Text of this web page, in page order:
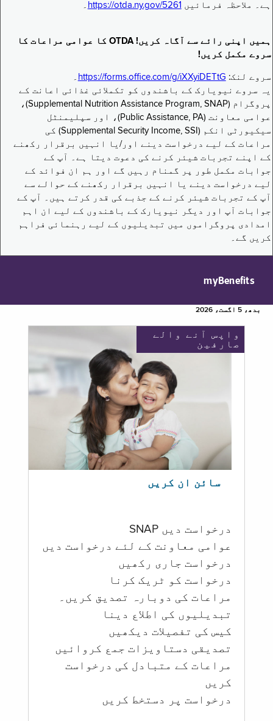
ہے۔ ملاحظہ فرمائیں https://otda.ny.gov/5261 ۔
ہمیں اپنی رائے سے آگاہ کریں! OTDA کا عوامی مراعات کا
سروے مکمل کریں!
سروے لنک: https://forms.office.com/g/iXXyiDETtG ۔
یہ سروے نیویارک کے باشندوں کو تکملائی غذائی اعانت کے
پروگرام (Supplemental Nutrition Assistance Program, SNAP)،
عوامی معاونت (Public Assistance, PA)، اور سپلیمنٹل
سیکیورٹی انکم (Supplemental Security Income, SSI) کی
مراعات کے لیے درخواست دینے اور/یا انہیں برقرار رکھنے
کے اپنے تجربات شیئر کرنے کی دعوت دیتا ہے۔ آپ کے
جوابات مکمل طور پر گمنام رہیں گے اور ہم ان فوائد کے
لیے درخواست دینے یا انہیں برقرار رکھنے کے حوالے سے
آپ کے تجربات شیئر کرنے کے جذبے کی قدر کرتے ہیں۔ آپ کے
جوابات آپ اور دیگر نیویارک کے باشندوں کے لیے ان اہم
امدادی پروگراموں میں تبدیلیوں کے لیے رہنمائی فراہم
کریں گے۔
myBenefits
بدھ، 5 اگست، 2026
واپس آنے والے
صارفین
سائن ان کریں
درخواست دیں SNAP
عوامی معاونت کے لئے درخواست دیں
درخواست جاری رکھیں
درخواست کو ٹریک کرنا
مراعات کی دوبارہ تصدیق کریں۔
تبدیلیوں کی اطلاع دینا
کیس کی تفصیلات دیکھیں
تصدیقی دستاویزات جمع کروائیں
مراعات کے متبادل کی درخواست
کریں
درخواست پر دستخط کریں